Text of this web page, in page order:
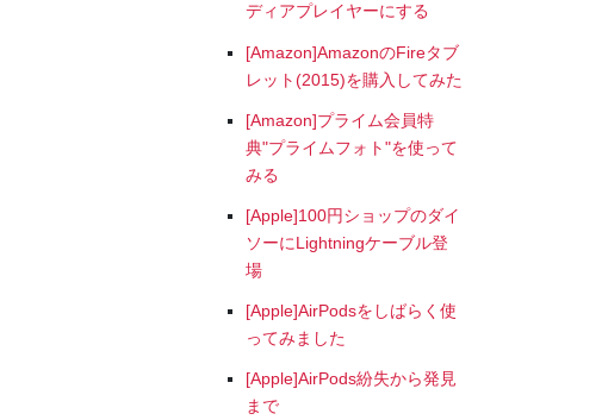
ディアプレイヤーにする
[Amazon]AmazonのFireタブ
レット(2015)を購入してみた
[Amazon]プライム会員特
典"プライムフォト"を使って
みる
[Apple]100円ショップのダイ
ソーにLightningケーブル登
場
[Apple]AirPodsをしばらく使
ってみました
[Apple]AirPods紛失から発見
まで